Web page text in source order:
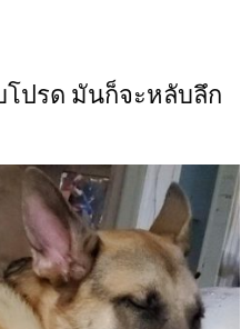
ปรด มันก็จะหลับลึก